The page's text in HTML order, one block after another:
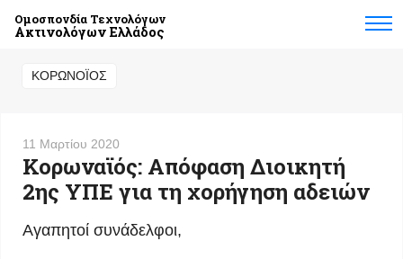
Ομοσπονδία Τεχνολόγων
Ακτινολόγων Ελλάδος
ΚΟΡΩΝΟΪΟΣ
11 Μαρτίου 2020
Κορωναϊός: Απόφαση Διοικητή
2ης ΥΠΕ για τη χορήγηση αδειών
Αγαπητοί συνάδελφοι,